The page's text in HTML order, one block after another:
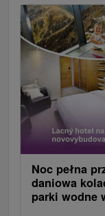
Noc pełna
daniowa
parki wodne